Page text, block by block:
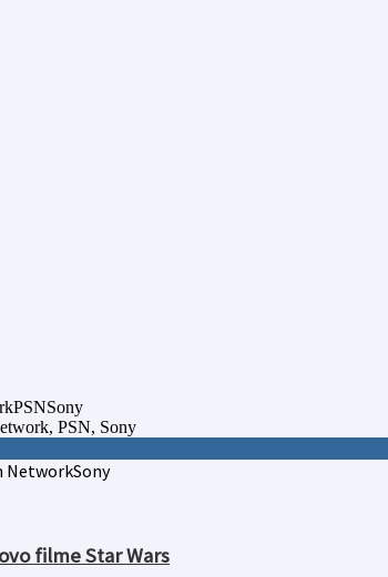
PSN, Sony
NetworkSony
filme Star Wars